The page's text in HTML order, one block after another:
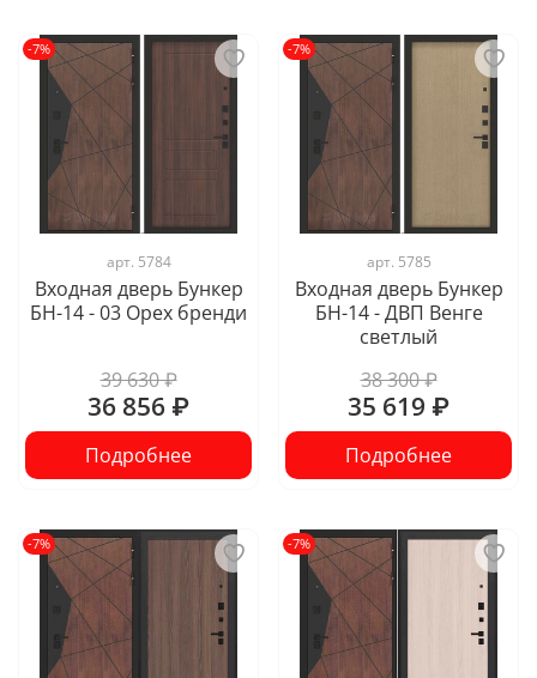
-7%
арт. 5784
Входная дверь Бункер
БН-14 - 03 Орех бренди
39 630 ₽
36 856 ₽
Подробнее
-7%
арт. 5785
Входная дверь Бункер
БН-14 - ДВП Венге
светлый
38 300 ₽
35 619 ₽
Подробнее
-7% -7%